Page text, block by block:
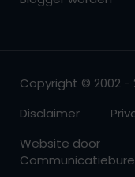
Copyright © 2002 -
Disclaimer
Website door